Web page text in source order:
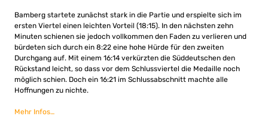
Bamberg startete zunächst stark in die Partie und erspielte sich im
ersten Viertel einen leichten Vorteil (18:15). In den nächsten zehn
Minuten schienen sie jedoch vollkommen den Faden zu verlieren und
bürdeten sich durch ein 8:22 eine hohe Hürde für den zweiten
Durchgang auf. Mit einem 16:14 verkürzten die Süddeutschen den
Rückstand leicht, so dass vor dem Schlussviertel die Medaille noch
möglich schien. Doch ein 16:21 im Schlussabschnitt machte alle
Hoffnungen zu nichte.
Mehr Infos…